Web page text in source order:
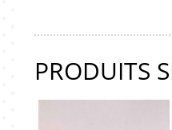
PRODUITS